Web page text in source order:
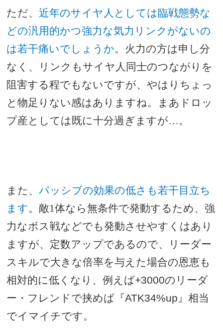
ただ、近年のサイヤ人としては臨戦態勢な
どの汎用的かつ強力な気力リンクがないの
は若干痛いでしょうか。火力の方は申し分
なく、リンクもサイヤ人同士のつながりを
阻害する程でもないですが、やはりちょっ
と物足りない感はありますね。まあドロッ
プ産としては既に十分過ぎますが…。
また、パッシブの効果の低さも若干目立ち
ます。敵1体なら無条件で発動するため、強
力なボス戦などでも発動させやすくはあり
ますが、定数アップであるので、リーダー
スキルで大きな倍率を与えた場合の恩恵も
相対的に低くなり、例えば+3000のリーダ
ー・フレンドで挟めば『ATK34%up』相当
でイマイチです。